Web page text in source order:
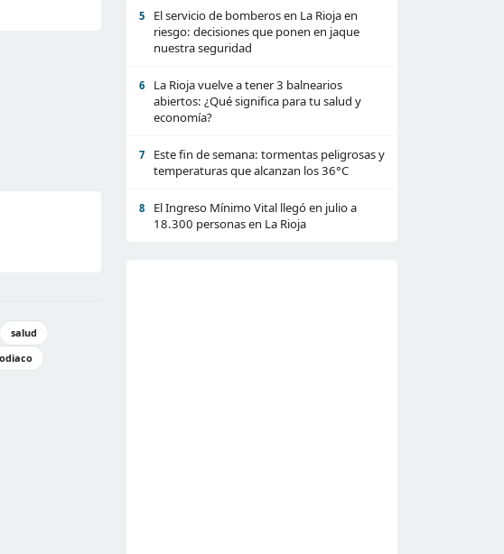
salud
5
El servicio de bomberos en La Rioja en
riesgo: decisiones que ponen en jaque
nuestra seguridad
6
La Rioja vuelve a tener 3 balnearios
abiertos: ¿Qué significa para tu salud y
economía?
7
Este fin de semana: tormentas peligrosas y
temperaturas que alcanzan los 36°C
8
El Ingreso Mínimo Vital llegó en julio a
18.300 personas en La Rioja